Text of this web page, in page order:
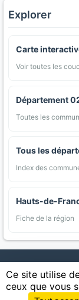
Explorer
Carte
Voir toutes les
Département
Toutes les
Tous les
Index des
Hauts-de-
Fiche de la région
AgriMap —
Appellations |
Littoral | Espaces
Ce site utilise
ceux que vous